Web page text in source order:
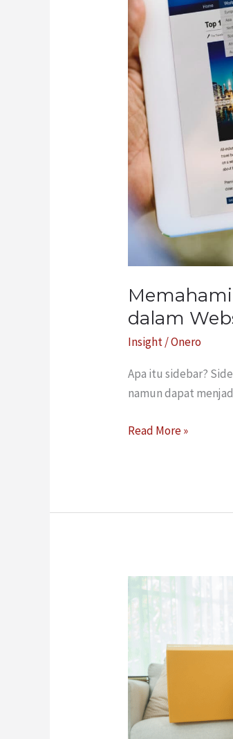
dalam
Insight/Onero
Apa itu sidebar?
namun dapat
Sidebar:
Elemen
Penting
dalam
Website
Read More »
Perbedaan
Antara
E-
Commerce
dan
Social
Commerce